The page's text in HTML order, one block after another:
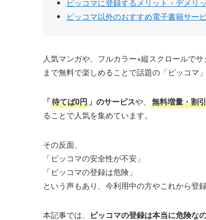
ピッコマに登録するメリット・デメリ
ピッコマ以外のおすすめ電子書籍サー
人気マンガや、フルカラー×縦スクロールで
まで無料で楽しめることで話題の「ピッコマ」
「待てば0円 」のサービスや、 無料増量・割
ることで人気を集めています。
その反面、
「ピッコマの安全性が不安」
「ピッコマの登録は危険」
という声もあり、今利用中の方やこれから登
本記事では、 ピッコマの登録は本当に危険な